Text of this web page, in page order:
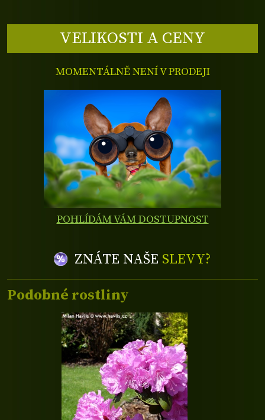
VELIKOSTI A CENY
MOMENTÁLNĚ NENÍ V PRODEJI
POHLÍDÁM VÁM DOSTUPNOST
ZNÁTE NAŠE SLEVY?
Podobné rostliny